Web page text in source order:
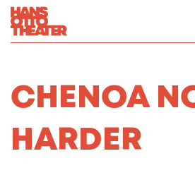
CHENOA
HARDER